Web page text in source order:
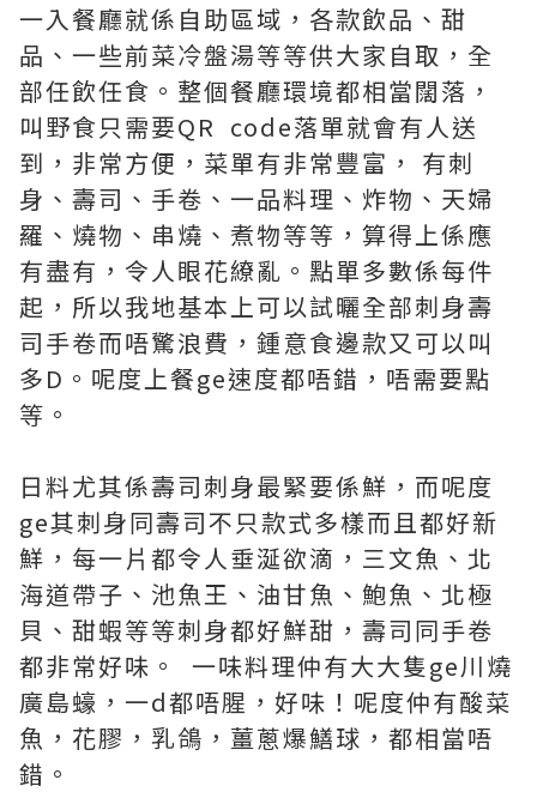
一入餐廳就係自助區域，各款飲品、甜
品、一些前菜冷盤湯等等供大家自取，全
部任飲任食。整個餐廳環境都相當闊落，
叫野食只需要QR code落單就會有人送
到，非常方便，菜單有非常豐富， 有刺
身、壽司、手卷、一品料理、炸物、天婦
羅、燒物、串燒、煮物等等，算得上係應
有盡有，令人眼花繚亂。點單多數係每件
起，所以我地基本上可以試曬全部刺身壽
司手卷而唔驚浪費，鍾意食邊款又可以叫
多D。呢度上餐ge速度都唔錯，唔需要點
等。
日料尤其係壽司刺身最緊要係鮮，而呢度
ge其刺身同壽司不只款式多樣而且都好新
鮮，每一片都令人垂涎欲滴，三文魚、北
海道帶子、池魚王、油甘魚、鮑魚、北極
貝、甜蝦等等刺身都好鮮甜，壽司同手卷
都非常好味。 一味料理仲有大大隻ge川燒
廣島蠔，一d都唔腥，好味！呢度仲有酸菜
魚，花膠，乳鴿，薑蔥爆鱔球，都相當唔
錯。